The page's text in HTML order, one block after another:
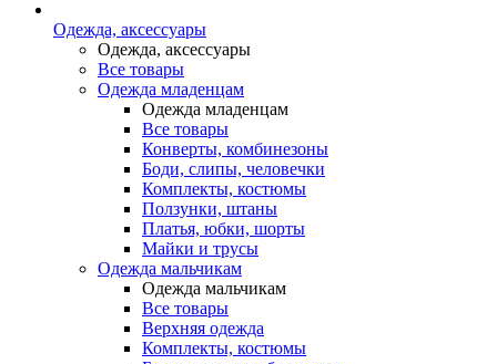
Одежда, аксессуары
Одежда, аксессуары
Все товары
Одежда младенцам
Одежда младенцам
Все товары
Конверты, комбинезоны
Боди, слипы, человечки
Комплекты, костюмы
Ползунки, штаны
Платья, юбки, шорты
Майки и трусы
Одежда мальчикам
Одежда мальчикам
Все товары
Верхняя одежда
Комплекты, костюмы